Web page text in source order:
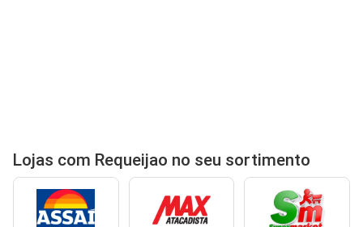
Lojas com Requeijao no seu sortimento